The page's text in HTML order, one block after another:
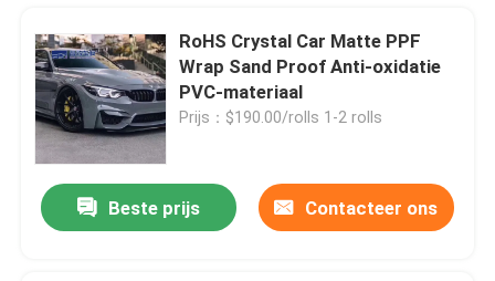
Producten
Videos
Over ons
RoHS Crystal Car Matte PPF
Wrap Sand Proof Anti-oxidatie
PVC-materiaal
Prijs：$190.00/rolls 1-2 rolls
Beste prijs Contacteer ons